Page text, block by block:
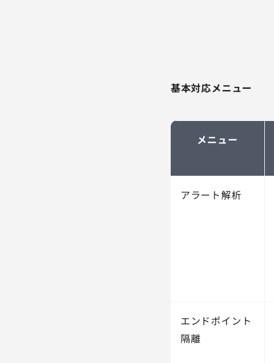
基本対応メニュー
メニュー
アラート解析
エンドポイント
隔離